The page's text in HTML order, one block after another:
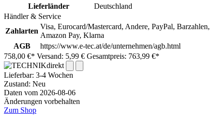
Lieferländer
Deutschland
Händler & Service
Zahlarten
Visa, Eurocard/Mastercard, Andere, PayPal, Barzahlen,
Amazon Pay, Klarna
AGB
https://www.e-tec.at/de/unternehmen/agb.html
758,00 €* Versand: 5,99 € Gesamtpreis: 763,99 €*
Lieferbar: 3-4 Wochen
Zustand: Neu
Daten vom 2026-08-06
Änderungen vorbehalten
Zum Shop